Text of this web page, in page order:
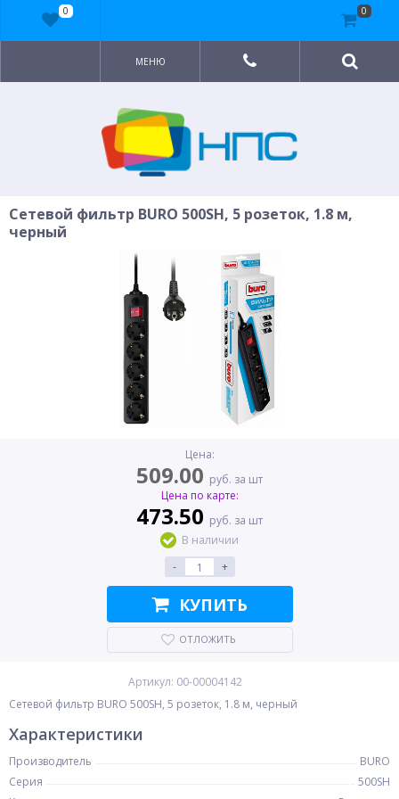
МЕНЮ
Сетевой фильтр BURO 500SH, 5 розеток, 1.8 м,
черный
Цена:
509.00 руб. за шт
Цена по карте:
473.50 руб. за шт
В наличии
-
+
КУПИТЬ
ОТЛОЖИТЬ
Артикул: 00-00004142
Сетевой фильтр BURO 500SH, 5 розеток, 1.8 м, черный
Характеристики
Производитель
BURO
Серия
500SH
0 0